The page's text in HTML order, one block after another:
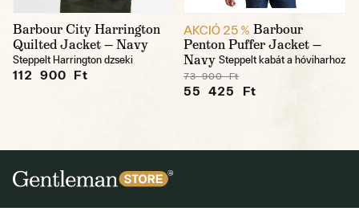
Barbour City Harrington
Quilted Jacket — Navy
Steppelt Harrington dzseki
112 900 Ft
AKCIÓ 25 % Barbour
Penton Puffer Jacket —
Navy Steppelt kabát a hóviharhoz
73 900 Ft
55 425 Ft